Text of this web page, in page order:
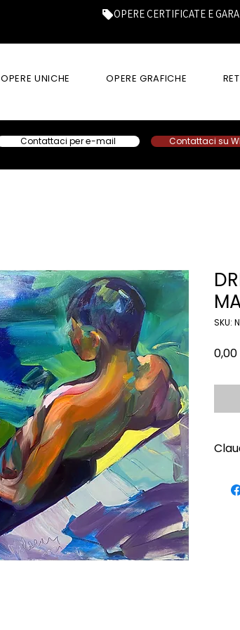
OPERE CERTIFICATE E
OPERE UNICHE OPERE GRAFICHE
Contattaci per e-mail Contattaci su
SKU: